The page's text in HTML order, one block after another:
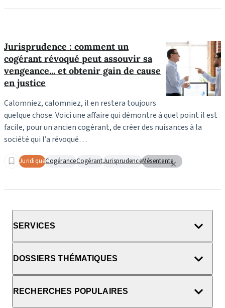
Jurisprudence : comment un
cogérant révoqué peut assouvir sa
vengeance... et obtenir gain de cause
en justice
Calomniez, calomniez, il en restera toujours
quelque chose. Voici une affaire qui démontre à quel point il est
facile, pour un ancien cogérant, de créer des nuisances à la
société qui l’a révoqué…
JuridiqueCogéranceCogérantJurisprudenceMésentente
SERVICES
DOSSIERS THÉMATIQUES
RECHERCHES POPULAIRES